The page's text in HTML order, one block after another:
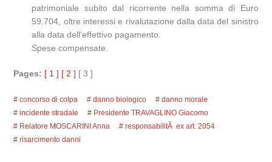
patrimoniale subito dal ricorrente nella somma di Euro
59.704, oltre interessi e rivalutazione dalla data del sinistro
alla data dell’effettivo pagamento.
Spese compensate.
Pages: [ 1 ] [ 2 ] [ 3 ]
concorso di colpa danno biologico
danno morale
incidente stradale
Presidente TRAVAGLINO Giacomo
Relatore MOSCARINI Anna
responsabilitÃ ex art. 2054
risarcimento danni